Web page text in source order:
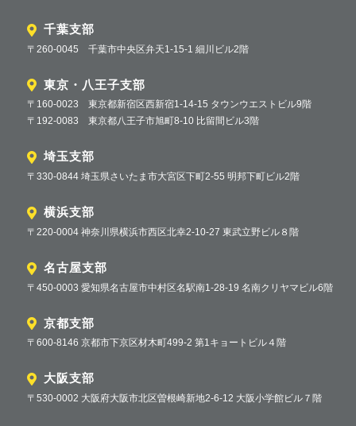
千葉支部
〒260-0045 千葉市中央区弁天1-15-1 細川ビル2階
東京・八王子支部
〒160-0023 東京都新宿区西新宿1-14-15 タウンウエストビル9階
〒192-0083 東京都八王子市旭町8-10 比留間ビル3階
埼玉支部
〒330-0844 埼玉県さいたま市大宮区下町2-55 明邦下町ビル2階
横浜支部
〒220-0004 神奈川県横浜市西区北幸2-10-27 東武立野ビル８階
名古屋支部
〒450-0003 愛知県名古屋市中村区名駅南1-28-19 名南クリヤマビル6階
京都支部
〒600-8146 京都市下京区材木町499-2 第1キョートビル４階
大阪支部
〒530-0002 大阪府大阪市北区曽根崎新地2-6-12 大阪小学館ビル７階